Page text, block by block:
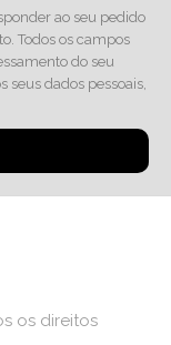
ao seu pedido
Todos os campos
do seu
seus dados pessoais,
os direitos